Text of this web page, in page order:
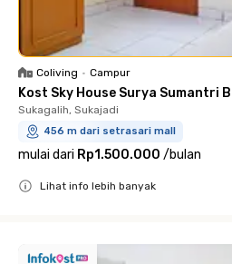
Coliving • Campur
Kost Sky House Surya Sumantri
Sukagalih, Sukajadi
456 m dari setrasari mall
mulai dari Rp1.500.000 /bulan
Lihat info lebih banyak